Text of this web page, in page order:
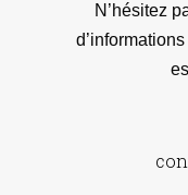
N’hésitez